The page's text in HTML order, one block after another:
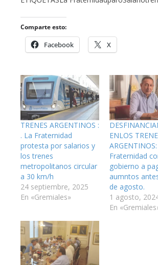
Comparte esto:
Facebook X
TRENES ARGENTINOS :
. La Fraternidad
protesta por salarios y
los trenes
metropolitanos circular
a 30 km/h
24 septiembre, 2025
En «Gremiales»
ENLOS
Fraternidad
gobierno a
aumntos
de agosto.
1 agosto,
En